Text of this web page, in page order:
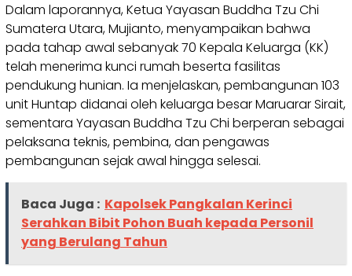
Dalam laporannya, Ketua Yayasan Buddha Tzu Chi
Sumatera Utara, Mujianto, menyampaikan bahwa
pada tahap awal sebanyak 70 Kepala Keluarga (KK)
telah menerima kunci rumah beserta fasilitas
pendukung hunian. Ia menjelaskan, pembangunan 103
unit Huntap didanai oleh keluarga besar Maruarar Sirait,
sementara Yayasan Buddha Tzu Chi berperan sebagai
pelaksana teknis, pembina, dan pengawas
pembangunan sejak awal hingga selesai.
Baca Juga : Kapolsek Pangkalan Kerinci
Serahkan Bibit Pohon Buah kepada Personil
yang Berulang Tahun